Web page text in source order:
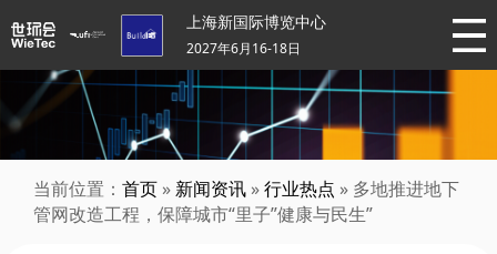
上海新国际博览中心
2027年6月16-18日
当前位置： 首页 » 新闻资讯 »行业热点 » 多地推进地下
管网改造工程，保障城市“里子”健康与民生”